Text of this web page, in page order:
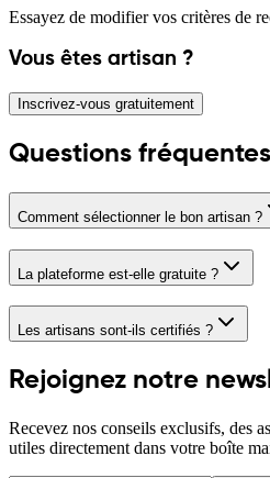
Essayez de modifier vos critères de
Vous êtes artisan ?
Inscrivez-vous gratuitement
Questions fréquentes
Comment sélectionner le bon artisan ?
La plateforme est-elle gratuite ?
Les artisans sont-ils certifiés ?
Rejoignez notre
Recevez nos conseils exclusifs, des
utiles directement dans votre boîte